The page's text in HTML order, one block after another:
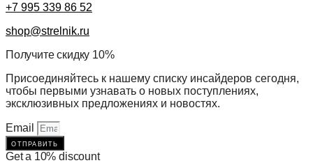
+7 995 339 86 52
shop@strelnik.ru
Получите скидку 10%
Присоединяйтесь к нашему списку инсайдеров сегодня,
чтобы первыми узнавать о новых поступлениях,
эксклюзивных предложениях и новостях.
Email
отправить
Get a 10% discount